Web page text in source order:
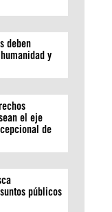
deben
y
el eje
de
públicos